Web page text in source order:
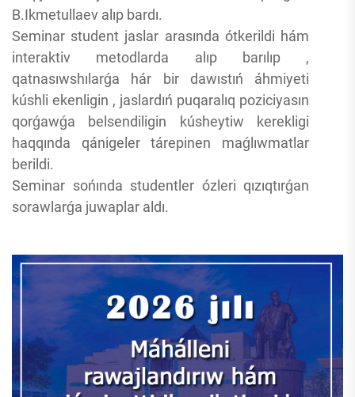
B.Ikmetullaev alıp bardı.
Seminar student jaslar arasında ótkerildi hám
interaktiv metodlarda alıp barılıp ,
qatnasıwshılarǵa hár bir dawıstıń áhmiyeti
kúshli ekenligin , jaslardıń puqaralıq poziciyasın
qorǵawǵa belsendiligin kúsheytiw kerekligi
haqqında qánigeler tárepinen maǵlıwmatlar
berildi.
Seminar sońında studentler ózleri qızıqtırǵan
sorawlarǵa juwaplar aldı.